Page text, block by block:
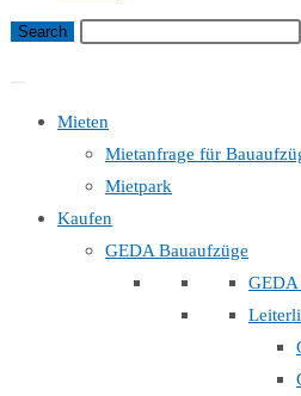
Mieten
Mietanfrage für
Mietpark
Kaufen
GEDA Bauaufzüge
GEDA